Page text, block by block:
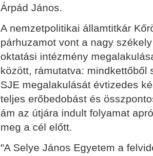
Árpád János.
A nemzetpolitikai államtitkár
párhuzamot vont a nagy
oktatási intézmény
között, rámutatva: mindkettőből
SJE megalakulását évtizedes
teljes erőbedobást és
ám az útjára indult folyamat
meg a cél előtt.
"A Selye János Egyetem a